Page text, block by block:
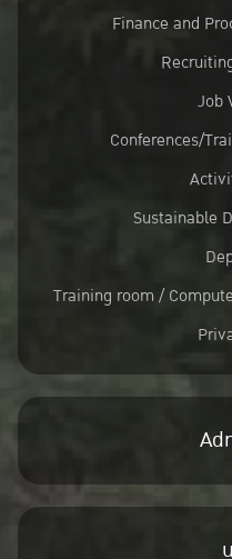
Finance and
Job
Conferences/
Sustainable
Training room /